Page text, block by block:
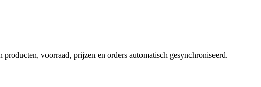
voorraad, prijzen en orders automatisch gesynchroniseerd.